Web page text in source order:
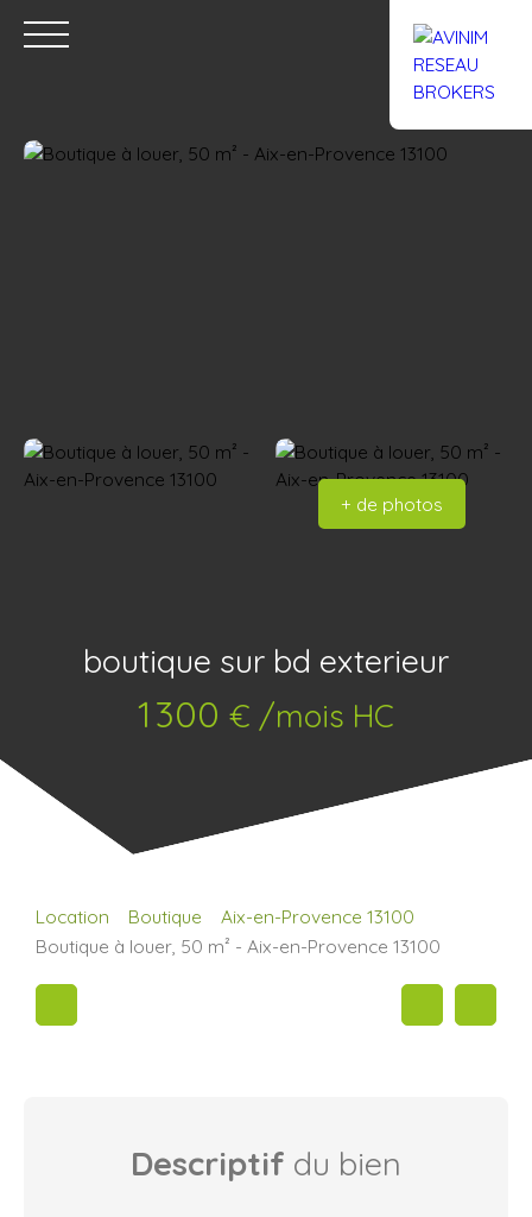
+ de photos
boutique sur bd exterieur
1 300 € /mois HC
Location Boutique
Aix-en-Provence 13100
Boutique à louer, 50 m² - Aix-en-Provence 13100
Descriptif du bien